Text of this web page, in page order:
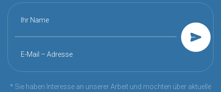
Ihr Name
E-Mail – Adresse
* Sie haben Interesse an unserer Arbeit und möchten über aktuelle